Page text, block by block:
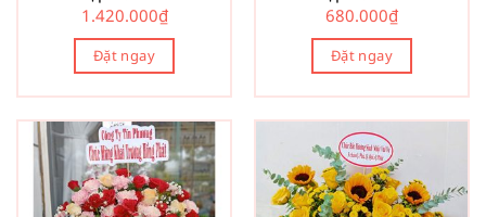
1.420.000₫
Đặt ngay
680.000₫
Đặt ngay